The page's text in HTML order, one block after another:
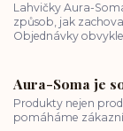
Lahvičky Aura-
způsob, jak
Objednávky
Aura-Soma je
Produkty nejen
pomáháme